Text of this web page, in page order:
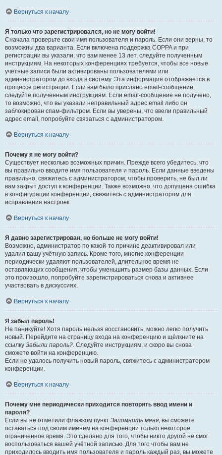
Вернуться к началу
Я только что зарегистрировался, но не могу войти!
Сначала проверьте свои имя пользователя и пароль. Если они верны, то
возможны два варианта. Если включена поддержка COPPA и при
регистрации вы указали, что вам менее 13 лет, следуйте полученным
инструкциям. На некоторых конференциях требуется, чтобы все новые
учётные записи были активированы пользователями или
администратором до входа в систему. Эта информация отображается в
процессе регистрации. Если вам было прислано email-сообщение,
следуйте полученным инструкциям. Если email-сообщение не получено,
то возможно, что вы указали неправильный адрес email либо он
заблокирован спам-фильтром. Если вы уверены, что ввели правильный
адрес email, попробуйте связаться с администратором.
Вернуться к началу
Почему я не могу войти?
Существует несколько возможных причин. Прежде всего убедитесь, что
вы правильно вводите имя пользователя и пароль. Если данные введены
правильно, свяжитесь с администратором, чтобы проверить, не был ли
вам закрыт доступ к конференции. Также возможно, что допущена ошибка
в конфигурации конференции, свяжитесь с администратором для
исправления настроек.
Вернуться к началу
Я давно зарегистрирован, но больше не могу войти!
Возможно, администратор по какой-то причине деактивировал или
удалил вашу учётную запись. Кроме того, многие конференции
периодически удаляют пользователей, длительное время не
оставляющих сообщения, чтобы уменьшить размер базы данных. Если
это произошло, попробуйте зарегистрироваться снова и активнее
участвовать в дискуссиях.
Вернуться к началу
Я забыл пароль!
Не паникуйте! Хотя пароль нельзя восстановить, можно легко получить
новый. Перейдите на страницу входа на конференцию и щёлкните на
ссылку Забыли пароль?. Следуйте инструкциям, и скоро вы снова
сможете войти на конференцию.
Если не удалось получить новый пароль, свяжитесь с администратором
конференции.
Вернуться к началу
Почему мне периодически приходится повторять ввод имени и
пароля?
Если вы не отметили флажком пункт Запомнить меня, вы сможете
оставаться под своим именем на конференции только некоторое
ограниченное время. Это сделано для того, чтобы никто другой не смог
воспользоваться вашей учётной записью. Для того чтобы вам не
приходилось вводить имя пользователя и пароль каждый раз, вы можете